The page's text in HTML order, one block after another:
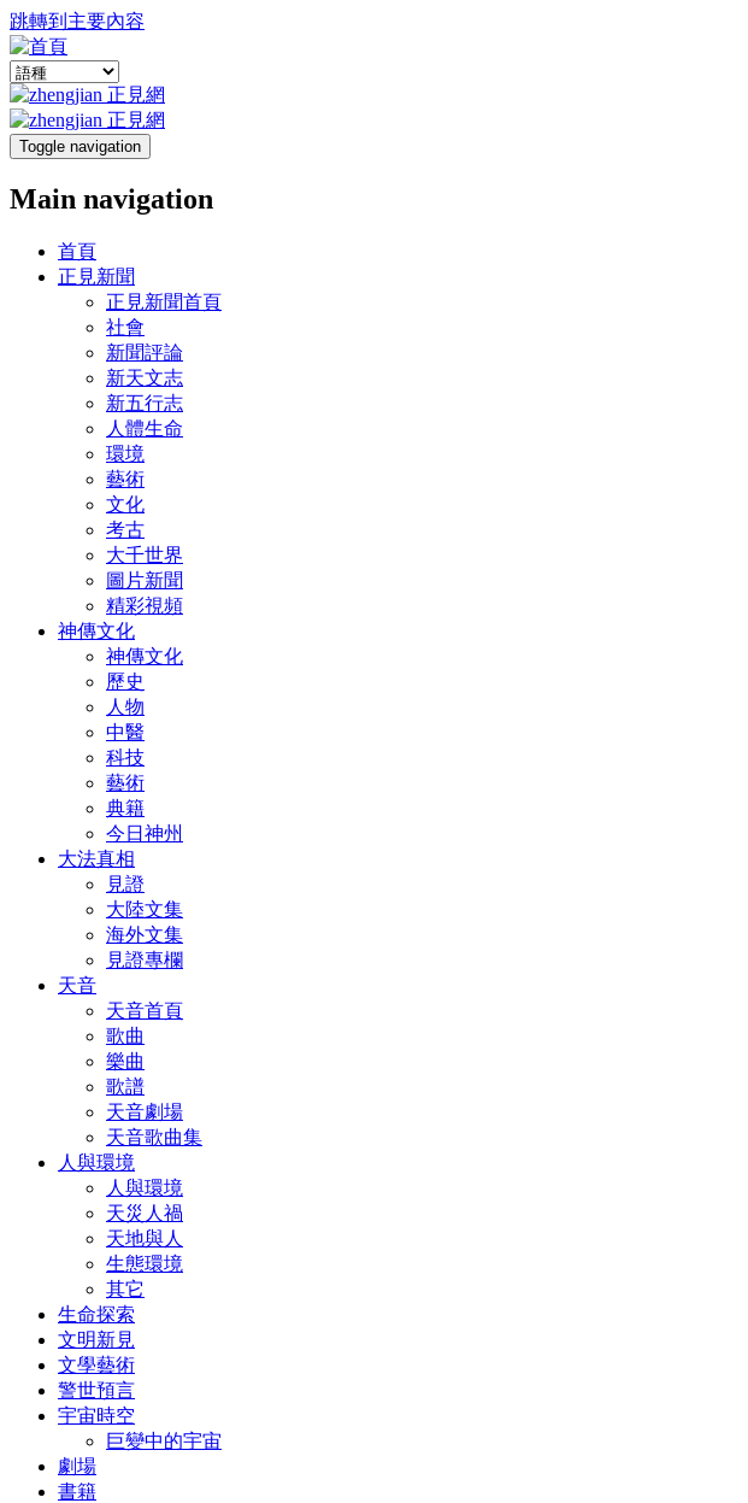
跳轉到主要內容
Toggle navigation
Main navigation
首頁
正見新聞
正見新聞首頁
社會
新聞評論
新天文志
新五行志
人體生命
環境
藝術
文化
考古
大千世界
圖片新聞
精彩視頻
神傳文化
神傳文化
歷史
人物
中醫
科技
藝術
典籍
今日神州
大法真相
見證
大陸文集
海外文集
見證專欄
天音
天音首頁
歌曲
樂曲
歌譜
天音劇場
天音歌曲集
人與環境
人與環境
天災人禍
天地與人
生態環境
其它
生命探索
文明新見
文學藝術
警世預言
宇宙時空
巨變中的宇宙
劇場
書籍